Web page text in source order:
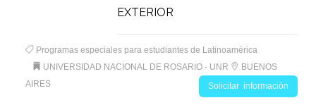
EXTERIOR
Programas especiales para estudiantes de Latinoamérica
UNIVERSIDAD NACIONAL DE ROSARIO - UNR
BUENOS
AIRES
Solicitar información